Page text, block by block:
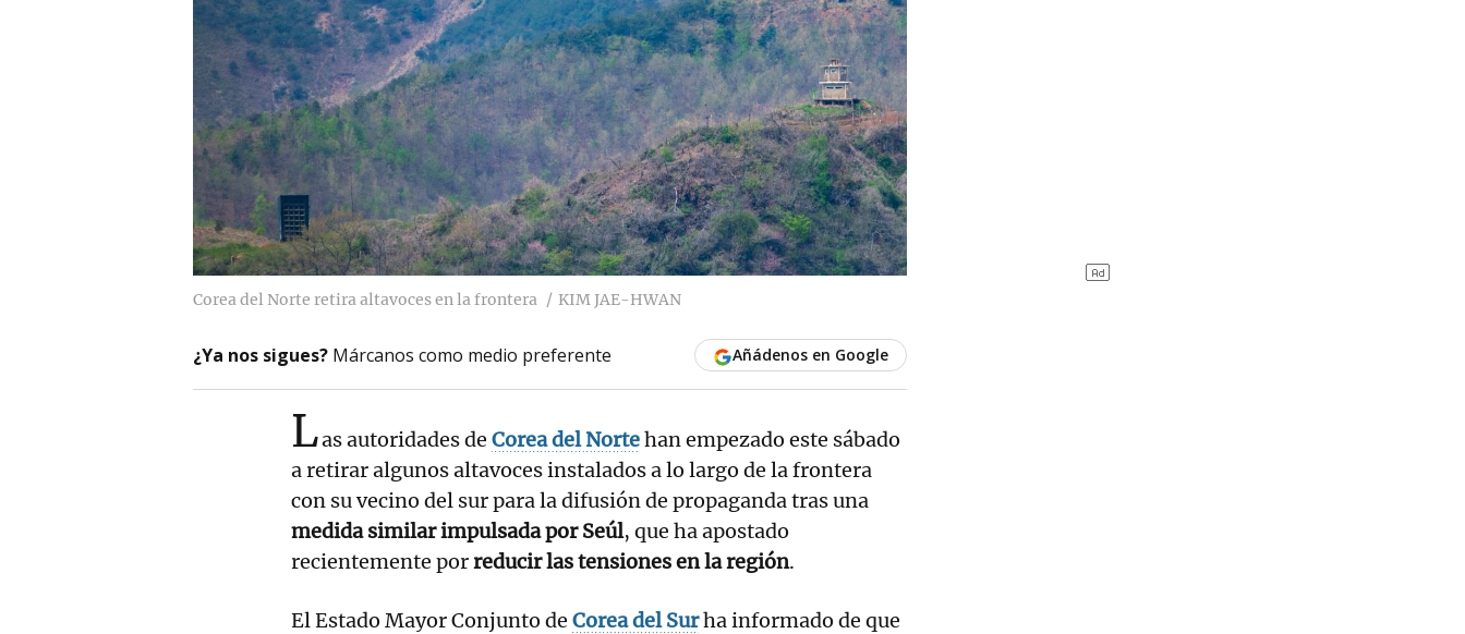
Corea del Norte retira altavoces en la frontera KIM JAE-HWAN
¿Ya nos sigues? Márcanos como medio preferente Añádenos en Google
Las autoridades de Corea del Nortehan empezado este sábado
a retirar algunos altavoces instalados a lo largo de la frontera
con su vecino del sur para la difusión de propaganda tras una
medida similar impulsada por Seúl, que ha apostado
recientemente porreducir las tensiones en la región.
El Estado Mayor Conjunto de Corea del Surha informado de que